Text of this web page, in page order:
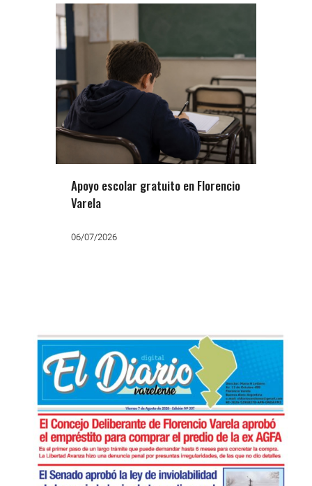
Apoyo escolar gratuito en Florencio
Varela
06/07/2026